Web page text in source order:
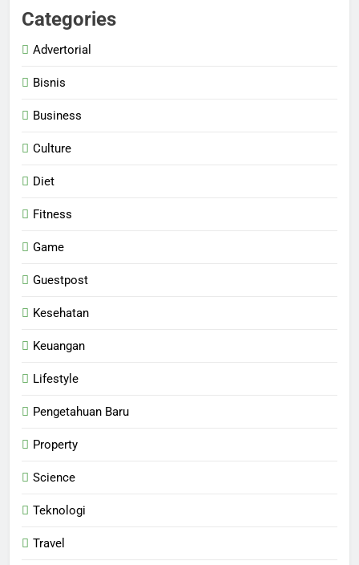
Categories
Advertorial
Bisnis
Business
Culture
Diet
Fitness
Game
Guestpost
Kesehatan
Keuangan
Lifestyle
Pengetahuan Baru
Property
Science
Teknologi
Travel